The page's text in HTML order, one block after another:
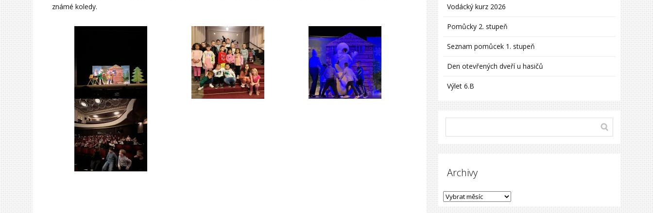
známé koledy.
Vodácký kurz 2026
Pomůcky 2. stupeň
Seznam pomůcek 1. stupeň
Den otevřených dveří u hasičů
Výlet 6.B
Archivy